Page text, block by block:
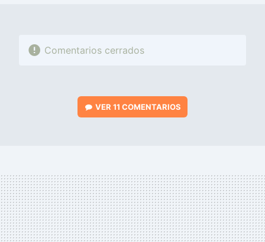
Comentarios cerrados
VER11 COMENTARIOS